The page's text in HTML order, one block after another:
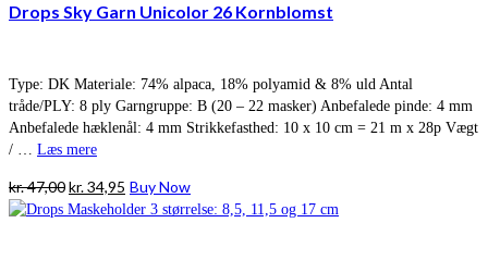
Drops Sky Garn Unicolor 26 Kornblomst
Type: DK Materiale: 74% alpaca, 18% polyamid & 8% uld Antal
tråde/PLY: 8 ply Garngruppe: B (20 – 22 masker) Anbefalede pinde: 4 mm
Anbefalede hæklenål: 4 mm Strikkefasthed: 10 x 10 cm = 21 m x 28p Vægt
/ … Læs mere
kr.47,00Den
oprindelige
kr.34,95 Den
aktuelle
Buy Now